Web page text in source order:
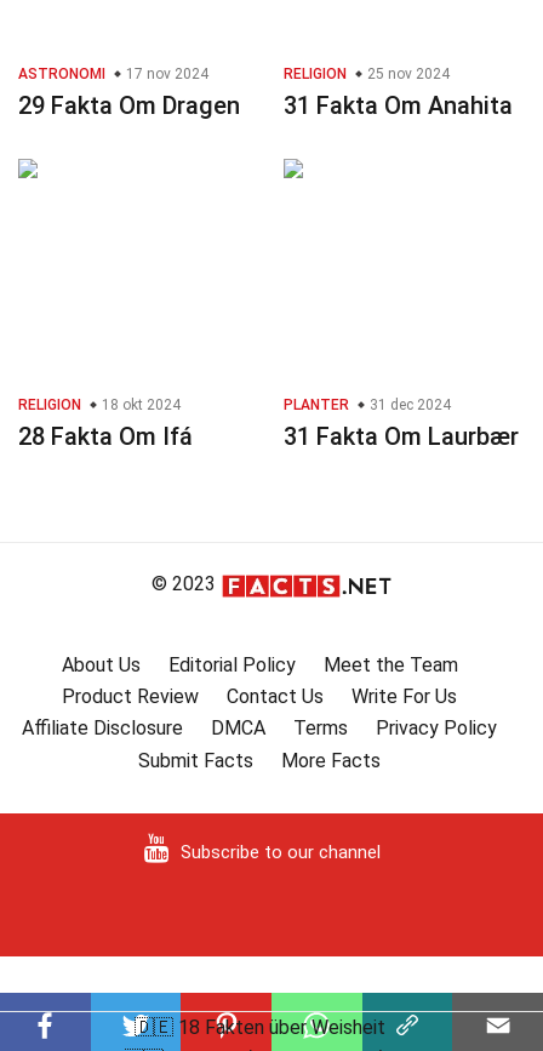
ASTRONOMI 17 nov 2024
29 Fakta Om Dragen
RELIGION 25 nov 2024
31 Fakta Om Anahita
RELIGION 18 okt 2024
28 Fakta Om Ifá
PLANTER 31 dec 2024
31 Fakta Om Laurbær
© 2023
About Us Editorial Policy
Meet the Team
Product Review
Contact Us
Write For Us
Affiliate Disclosure
DMCA Terms
Privacy Policy
Submit Facts
More Facts
Subscribe to our channel
🇩🇪 18 Fakten über Weisheit